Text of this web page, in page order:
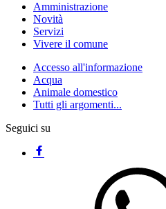
Amministrazione
Novità
Servizi
Vivere il comune
Accesso all'informazione
Acqua
Animale domestico
Tutti gli argomenti...
Seguici su